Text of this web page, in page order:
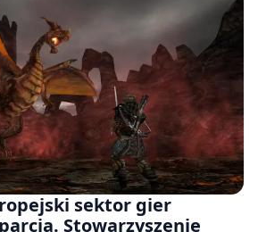
sektor gier
Stowarzyszenie